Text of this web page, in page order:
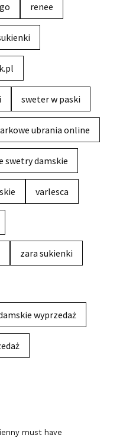
renee
sweter w paski
ubrania online
swetry damskie
varlesca
zara sukienki
wyprzedaż
must have